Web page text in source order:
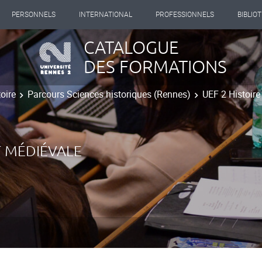
PERSONNELS INTERNATIONAL PROFESSIONNELS
CATALOGUE
DES FORMATIONS
Parcours Sciences historiques (Rennes) UEF 2
MÉDIÉVALE